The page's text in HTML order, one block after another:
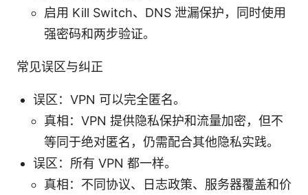
启用 Kill Switch、DNS 泄漏保护，同时使用
强密码和两步验证。
常见误区与纠正
误区：VPN 可以完全匿名。
真相：VPN 提供隐私保护和流量加密，但不
等同于绝对匿名，仍需配合其他隐私实践。
误区：所有 VPN 都一样。
真相：不同协议、日志政策、服务器覆盖和价